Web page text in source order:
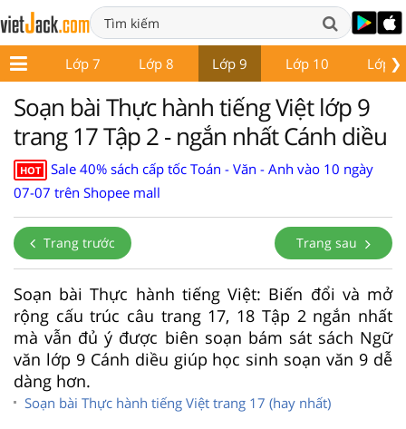
❯
6 Lớp 7 Lớp 8 Lớp 9 Lớp 10 Lớp
Soạn bài Thực hành tiếng Việt lớp 9
trang 17 Tập 2 - ngắn nhất Cánh diều
HOT
Sale 40% sách cấp tốc Toán - Văn - Anh vào 10 ngày
07-07 trên Shopee mall
Trang trước Trang sau
Soạn bài Thực hành tiếng Việt: Biến đổi và mở
rộng cấu trúc câu trang 17, 18 Tập 2 ngắn nhất
mà vẫn đủ ý được biên soạn bám sát sách Ngữ
văn lớp 9 Cánh diều giúp học sinh soạn văn 9 dễ
dàng hơn.
Soạn bài Thực hành tiếng Việt trang 17 (hay nhất)